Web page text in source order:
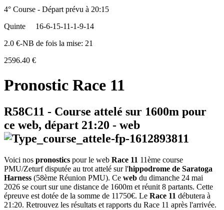
4° Course - Départ prévu à 20:15
Quinte
16-6-15-11-1-9-14
2.0 €-NB de fois la mise: 21
2596.40 €
Pronostic Race 11
R58C11 - Course attelé sur 1600m pour
ce web, départ 21:20 - web
Voici nos pronostics pour le web Race 11 11ème course
PMU/Zeturf disputée au trot attelé sur l'hippodrome de Saratoga
Harness (58ème Réunion PMU). Ce web du dimanche 24 mai
2026 se court sur une distance de 1600m et réunit 8 partants. Cette
épreuve est dotée de la somme de 11750€. Le Race 11 débutera à
21:20. Retrouvez les résultats et rapports du Race 11 après l'arrivée.